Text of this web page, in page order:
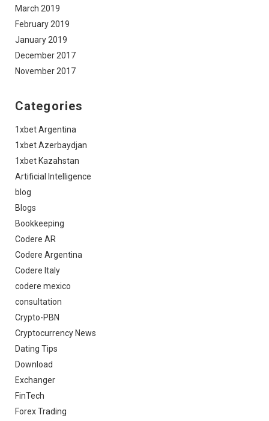
March 2019
February 2019
January 2019
December 2017
November 2017
Categories
1xbet Argentina
1xbet Azerbaydjan
1xbet Kazahstan
Artificial Intelligence
blog
Blogs
Bookkeeping
Codere AR
Codere Argentina
Codere Italy
codere mexico
consultation
Crypto-PBN
Cryptocurrency News
Dating Tips
Download
Exchanger
FinTech
Forex Trading